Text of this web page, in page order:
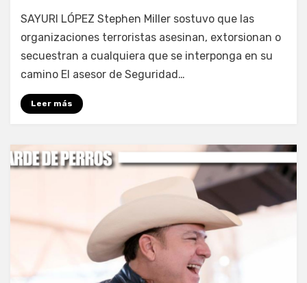
porFernando Miranda Servín
SAYURI LÓPEZ Stephen Miller sostuvo que las
organizaciones terroristas asesinan, extorsionan o
secuestran a cualquiera que se interponga en su
camino El asesor de Seguridad…
Leer más